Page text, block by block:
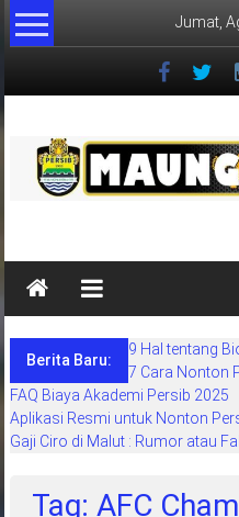
Lompat
ke
Jumat,
Maung
Persib
situs
berita
khusus
sepakbola
Berita Baru:
9 Hal tentang
7 Cara Nonton
FAQ Biaya Akademi Persib 2025
Aplikasi Resmi untuk Nonton
Gaji Ciro di Malut : Rumor atau
Tag: AFC